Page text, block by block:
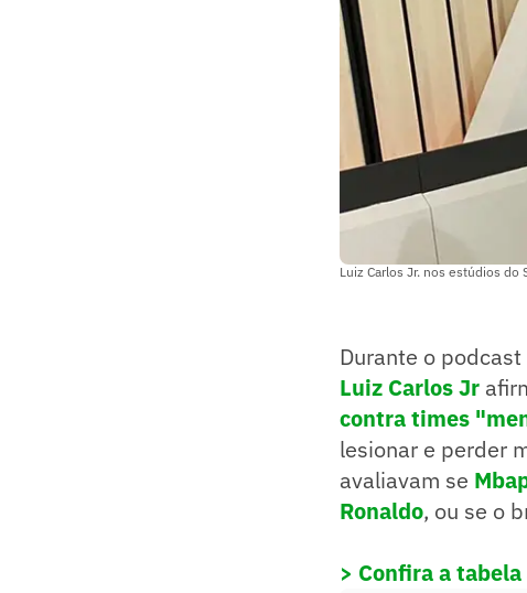
Luiz Carlos Jr. nos estúdios do
Durante o podcast
Luiz Carlos Jr
contra times
lesionar e perder
avaliavam se
Ronaldo, ou se o
> Confira a